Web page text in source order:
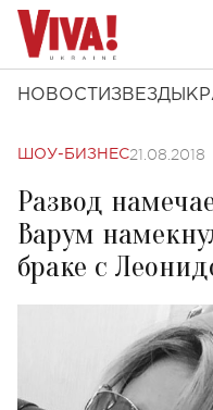
НОВОСТИ ЗВЕЗДЫ
ШОУ-БИЗНЕС21.08.2018
Развод
Варум
браке с